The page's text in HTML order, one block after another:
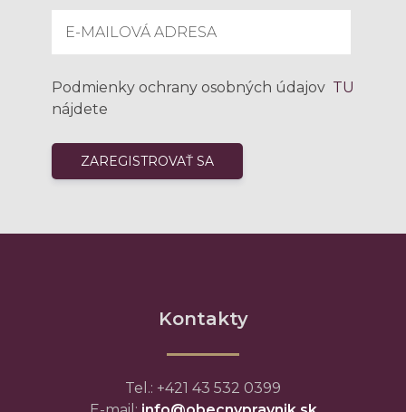
Podmienky ochrany osobných údajov
nájdete
TU
Kontakty
Tel.: +421 43 532 0399